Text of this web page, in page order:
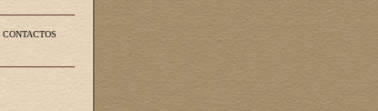
CONTACTOS